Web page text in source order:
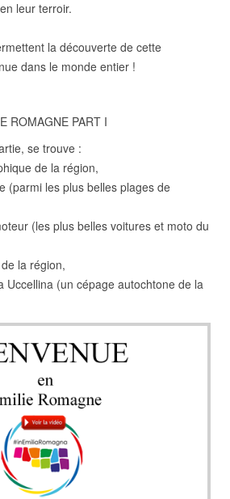
leur terroir.
la découverte de cette
dans le monde entier !
ROMAGNE PART I
se trouve :
de la région,
(parmi les plus belles plages de
(les plus belles voitures et moto du
la région,
Uccellina (un cépage autochtone de la